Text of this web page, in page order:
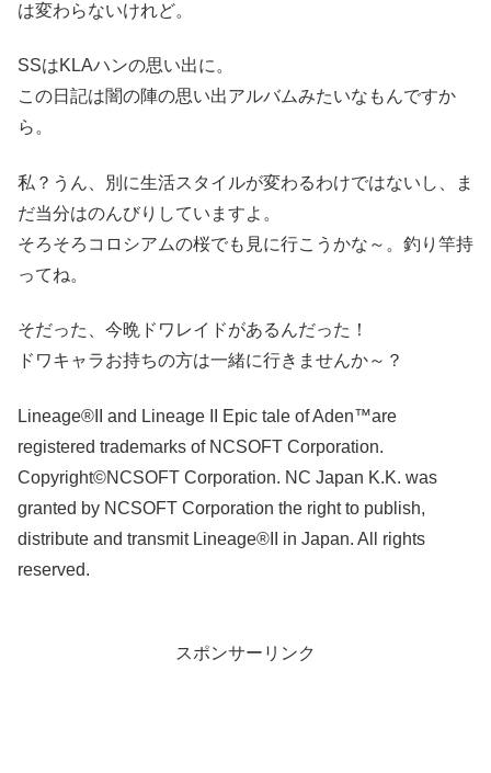
は変わらないけれど。
SSはKLAハンの思い出に。
この日記は闇の陣の思い出アルバムみたいなもんですか
ら。
私？うん、別に生活スタイルが変わるわけではないし、ま
だ当分はのんびりしていますよ。
そろそろコロシアムの桜でも見に行こうかな～。釣り竿持
ってね。
そだった、今晩ドワレイドがあるんだった！
ドワキャラお持ちの方は一緒に行きませんか～？
Lineage®II and Lineage II Epic tale of Aden™are
registered trademarks of NCSOFT Corporation.
Copyright©NCSOFT Corporation. NC Japan K.K. was
granted by NCSOFT Corporation the right to publish,
distribute and transmit Lineage®II in Japan. All rights
reserved.
スポンサーリンク